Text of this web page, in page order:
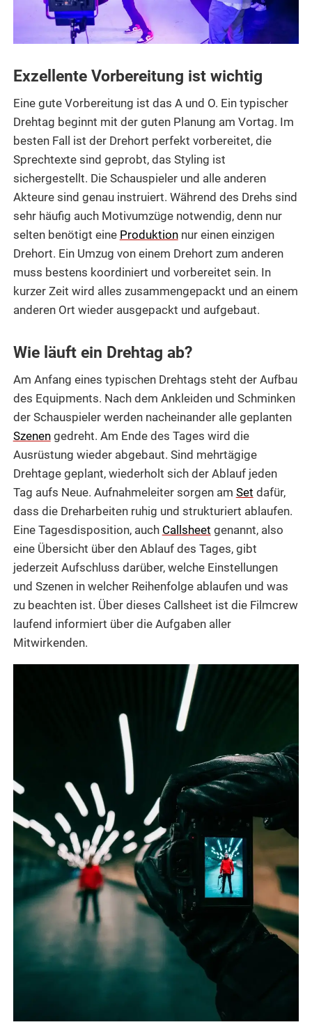
Exzellente Vorbereitung ist wichtig
Eine gute Vorbereitung ist das A und O. Ein typischer
Drehtag beginnt mit der guten Planung am Vortag. Im
besten Fall ist der Drehort perfekt vorbereitet, die
Sprechtexte sind geprobt, das Styling ist
sichergestellt. Die Schauspieler und alle anderen
Akteure sind genau instruiert. Während des Drehs sind
sehr häufig auch Motivumzüge notwendig, denn nur
selten benötigt eine Produktionnur einen einzigen
Drehort. Ein Umzug von einem Drehort zum anderen
muss bestens koordiniert und vorbereitet sein. In
kurzer Zeit wird alles zusammengepackt und an einem
anderen Ort wieder ausgepackt und aufgebaut.
Wie läuft ein Drehtag ab?
Am Anfang eines typischen Drehtags steht der Aufbau
des Equipments. Nach dem Ankleiden und Schminken
der Schauspieler werden nacheinander alle geplanten
Szenengedreht. Am Ende des Tages wird die
Ausrüstung wieder abgebaut. Sind mehrtägige
Drehtage geplant, wiederholt sich der Ablauf jeden
Tag aufs Neue. Aufnahmeleiter sorgen am Set dafür,
dass die Dreharbeiten ruhig und strukturiert ablaufen.
Eine Tagesdisposition, auch Callsheet genannt, also
eine Übersicht über den Ablauf des Tages, gibt
jederzeit Aufschluss darüber, welche Einstellungen
und Szenen in welcher Reihenfolge ablaufen und was
zu beachten ist. Über dieses Callsheet ist die Filmcrew
laufend informiert über die Aufgaben aller
Mitwirkenden.